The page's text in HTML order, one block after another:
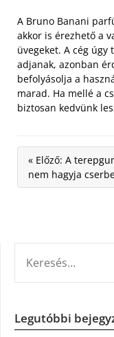
A Bruno Banani
akkor is érezhető a
üvegeket. A cég
adjanak, azonban
befolyásolja a
marad. Ha mellé a
biztosan kedvünk
« Előző: A
nem hagyja
Legutóbbi